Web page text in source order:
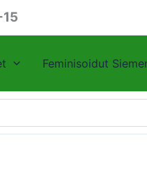
Feminisoidut